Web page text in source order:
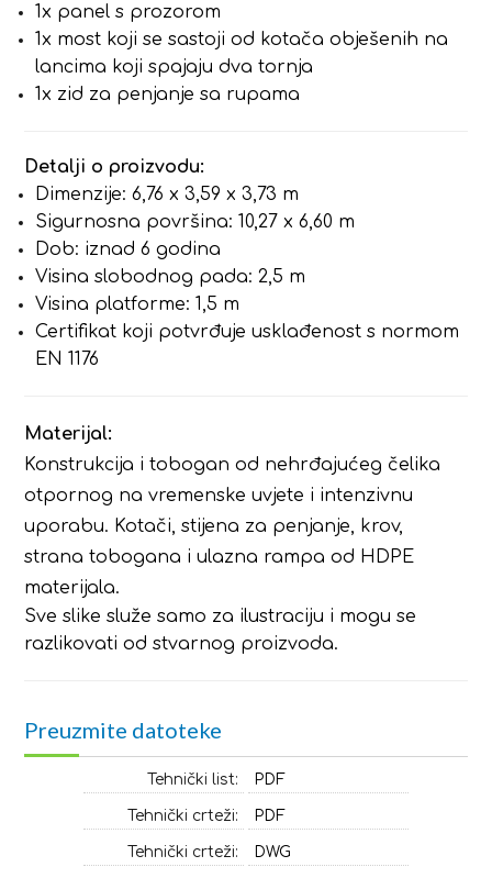
1x panel s prozorom
1x most koji se sastoji od kotača obješenih na
lancima koji spajaju dva tornja
1x zid za penjanje sa rupama
Detalji o proizvodu:
Dimenzije: 6,76 x 3,59 x 3,73 m
Sigurnosna površina: 10,27 x 6,60 m
Dob: iznad 6 godina
Visina slobodnog pada: 2,5 m
Visina platforme: 1,5 m
Certifikat koji potvrđuje usklađenost s normom
EN 1176
Materijal:
Konstrukcija i tobogan od nehrđajućeg čelika
otpornog na vremenske uvjete i intenzivnu
uporabu. Kotači, stijena za penjanje, krov,
strana tobogana i ulazna rampa od HDPE
materijala.
Sve slike služe samo za ilustraciju i mogu se
razlikovati od stvarnog proizvoda.
Preuzmite datoteke
Tehnički list: PDF
Tehnički crteži: PDF
Tehnički crteži: DWG